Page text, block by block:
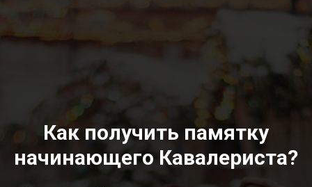
Как получить памятку
начинающего Кавалериста?